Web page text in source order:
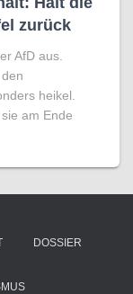
zurück
AfD aus.
heikel.
am Ende
DOSSIER